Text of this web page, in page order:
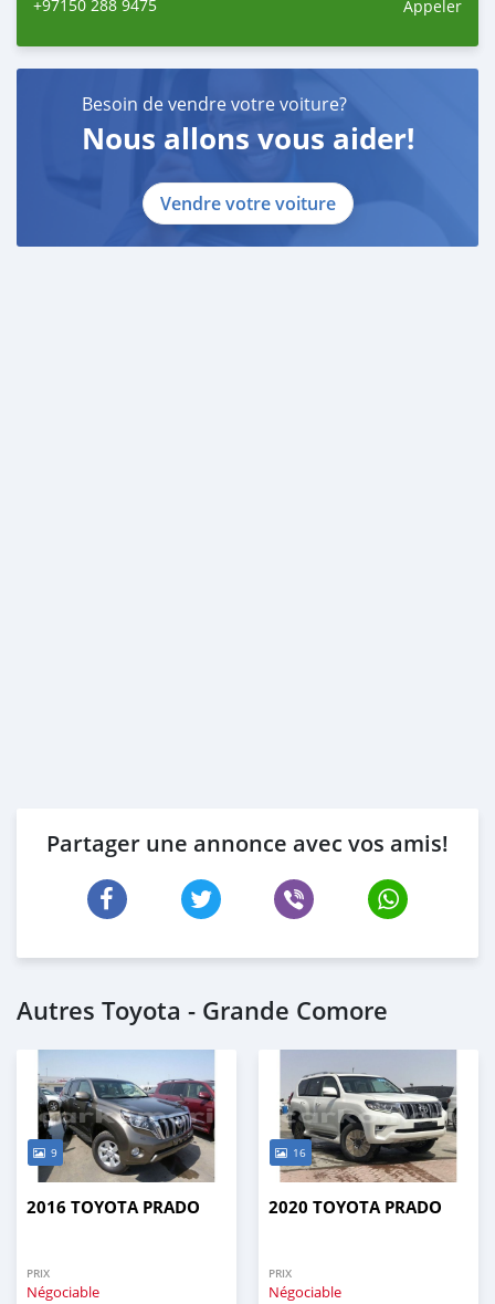
+97150 288 9475 Appeler
Besoin de vendre votre voiture?
Nous allons vous aider!
Vendre votre voiture
Partager une annonce avec vos amis!
Autres Toyota - Grande Comore
9
2016 TOYOTA PRADO
PRIX
Négociable
16
2020 TOYOTA PRADO
PRIX
Négociable